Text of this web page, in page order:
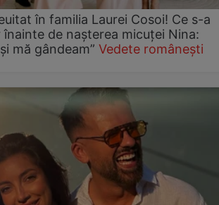
în familia Laurei Cosoi! Ce s-a
de nașterea micuței Nina:
mă gândeam” Vedete românești